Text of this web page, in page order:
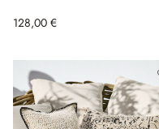
128,00 €